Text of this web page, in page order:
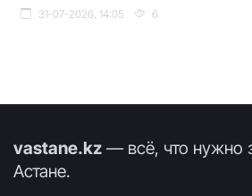
31-07-2026, 14:05 6
vastane.kz — всё, что нужно
Астане.